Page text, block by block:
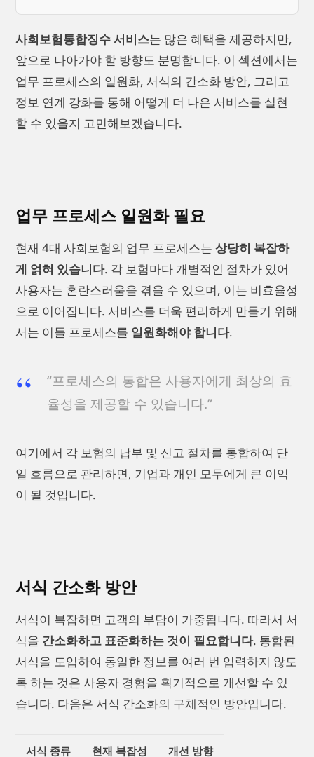
사회보험통합징수 서비스는 많은 혜택을 제공하지만,
앞으로 나아가야 할 방향도 분명합니다. 이 섹션에서는
업무 프로세스의 일원화, 서식의 간소화 방안, 그리고
정보 연계 강화를 통해 어떻게 더 나은 서비스를 실현
할 수 있을지 고민해보겠습니다.
업무 프로세스 일원화 필요
현재 4대 사회보험의 업무 프로세스는 상당히 복잡하
게 얽혀 있습니다. 각 보험마다 개별적인 절차가 있어
사용자는 혼란스러움을 겪을 수 있으며, 이는 비효율성
으로 이어집니다. 서비스를 더욱 편리하게 만들기 위해
서는 이들 프로세스를 일원화해야 합니다.
“프로세스의 통합은 사용자에게 최상의 효
율성을 제공할 수 있습니다.”
여기에서 각 보험의 납부 및 신고 절차를 통합하여 단
일 흐름으로 관리하면, 기업과 개인 모두에게 큰 이익
이 될 것입니다.
서식 간소화 방안
서식이 복잡하면 고객의 부담이 가중됩니다. 따라서 서
식을 간소화하고 표준화하는 것이 필요합니다. 통합된
서식을 도입하여 동일한 정보를 여러 번 입력하지 않도
록 하는 것은 사용자 경험을 획기적으로 개선할 수 있
습니다. 다음은 서식 간소화의 구체적인 방안입니다.
서식 종류 현재 복잡성 개선 방향